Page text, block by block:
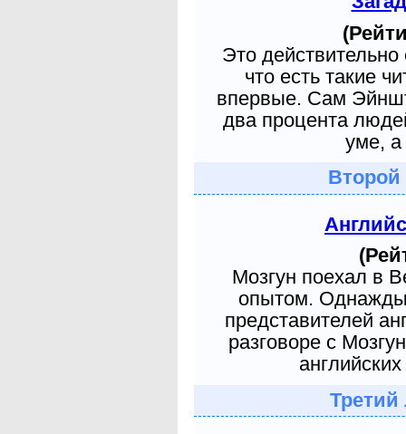
Это
что есть такие
впервые. Сам
два процента
уме, а
Мозгун поехал в
опытом. Однажды
представителей
разговоре с